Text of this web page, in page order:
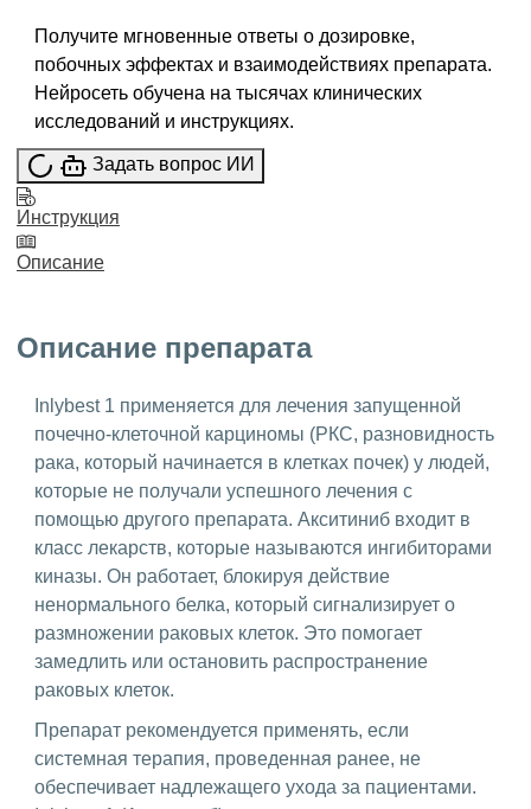
Получите мгновенные ответы о дозировке,
побочных эффектах и взаимодействиях препарата.
Нейросеть обучена на тысячах клинических
исследований и инструкциях.
Задать вопрос ИИ
Инструкция
Описание
Описание препарата
Inlybest 1 применяется для лечения запущенной
почечно-клеточной карциномы (РКС, разновидность
рака, который начинается в клетках почек) у людей,
которые не получали успешного лечения с
помощью другого препарата. Акситиниб входит в
класс лекарств, которые называются ингибиторами
киназы. Он работает, блокируя действие
ненормального белка, который сигнализирует о
размножении раковых клеток. Это помогает
замедлить или остановить распространение
раковых клеток.
Препарат рекомендуется применять, если
системная терапия, проведенная ранее, не
обеспечивает надлежащего ухода за пациентами.